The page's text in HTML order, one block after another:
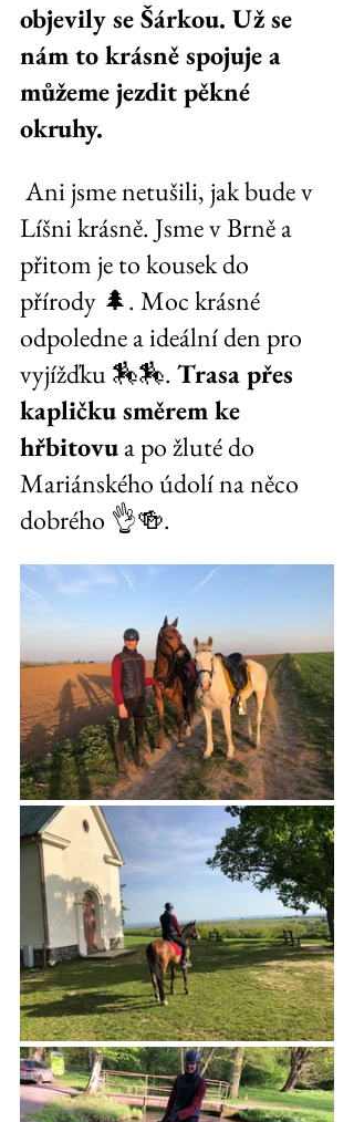
objevily se Šárkou. Už se
nám to krásně spojuje a
můžeme jezdit pěkné
okruhy.
Líšni krásně. Jsme v Brně a
přitom je to kousek do
přírody 🌲. Moc krásné
odpoledne a ideální den pro
vyjížďku 🏇🏇. Trasa přes
kapličku směrem ke
hřbitovu a po žluté do
Mariánského údolí na něco
dobrého 👌🍻.